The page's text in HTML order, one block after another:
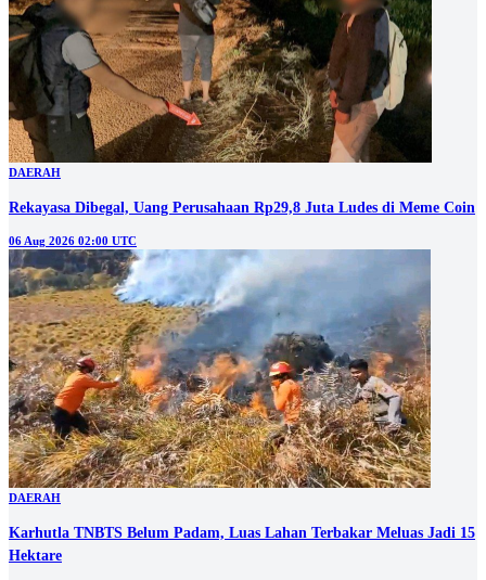
DAERAH
Rekayasa Dibegal, Uang Perusahaan Rp29,8 Juta Ludes di Meme Coin
06 Aug 2026 02:00 UTC
DAERAH
Karhutla TNBTS Belum Padam, Luas Lahan Terbakar Meluas Jadi 15
Hektare